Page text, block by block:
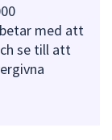
med att
se till att